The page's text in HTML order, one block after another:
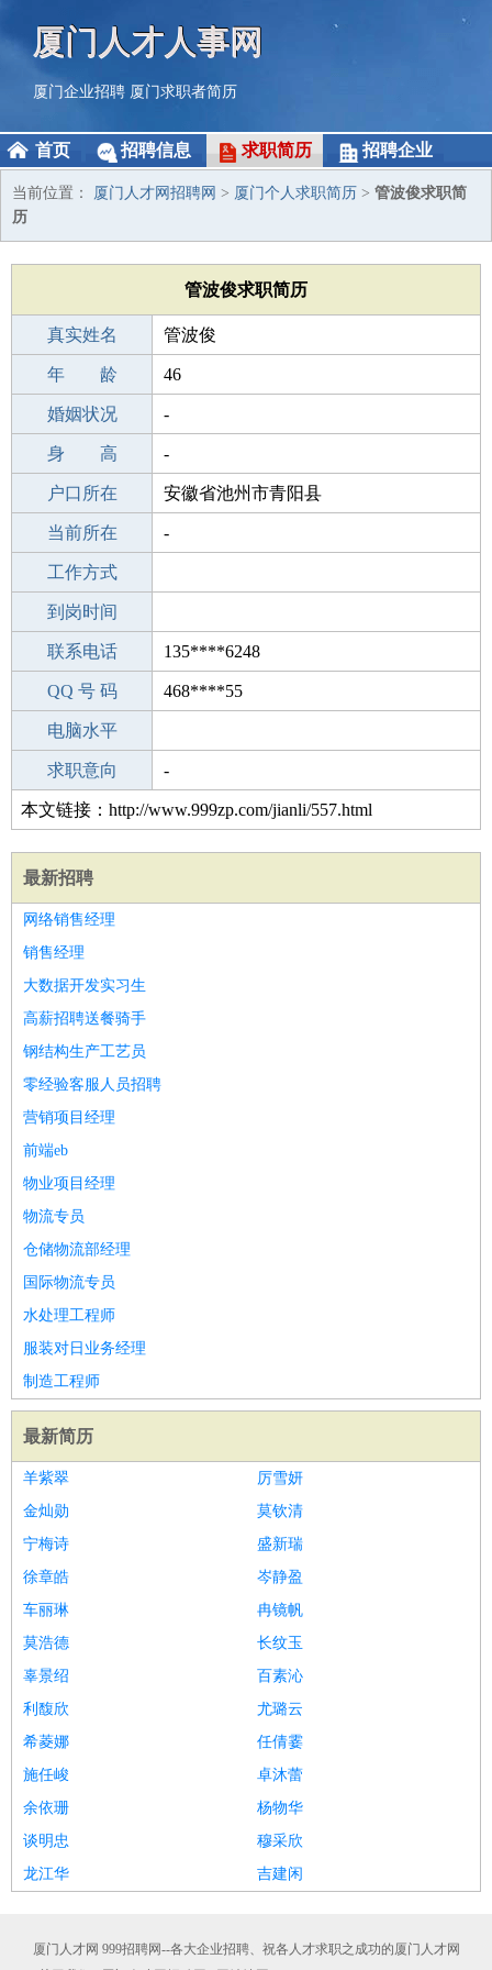
厦门人才人事网
厦门企业招聘 厦门求职者简历
首页 招聘信息 求职简历 招聘企业
当前位置： 厦门人才网招聘网 > 厦门个人求职简历 > 管波俊求职简
历
管波俊求职简历
真实姓名 管波俊
性 别 男
年 龄 46
出生年月 1980-01-22
婚姻状况 -
学 历 中学
身 高 -
毕业学校 中学
户口所在 安徽省池州市青阳县
所学专业 -
当前所在 -
工作经验
工作方式
驾 照
到岗时间
期望月薪
联系电话 135****6248
手机号码 135****6248
QQ 号 码 468****55
微信号码
电脑水平
外语水平
求职意向 -
本文链接：http://www.999zp.com/jianli/557.html
最新招聘
网络销售经理
销售经理
大数据开发实习生
高薪招聘送餐骑手
钢结构生产工艺员
零经验客服人员招聘
营销项目经理
前端eb
物业项目经理
物流专员
仓储物流部经理
国际物流专员
水处理工程师
服装对日业务经理
制造工程师
最新简历
羊紫翠
厉雪妍
金灿勋
莫钦清
宁梅诗
盛新瑞
徐章皓
岑静盈
车丽琳
冉镜帆
莫浩德
长纹玉
辜景绍
百素沁
利馥欣
尤璐云
希菱娜
任倩霎
施任峻
卓沐蕾
余依珊
杨物华
谈明忠
穆采欣
龙江华
吉建闲
厦门人才网 999招聘网--各大企业招聘、祝各人才求职之成功的厦门人才网